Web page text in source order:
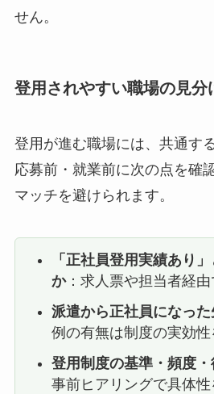
せん。
登用されやすい職場の見分
登用が進む職場には、共通す
応募前・就業前に次の点を確
マッチを避けられます。
「正社員登用実績あり
か：求人票や担当者経由
派遣から正社員になっ
例の有無は制度の実効性
登用制度の基準・頻度
事前ヒアリングで具体性